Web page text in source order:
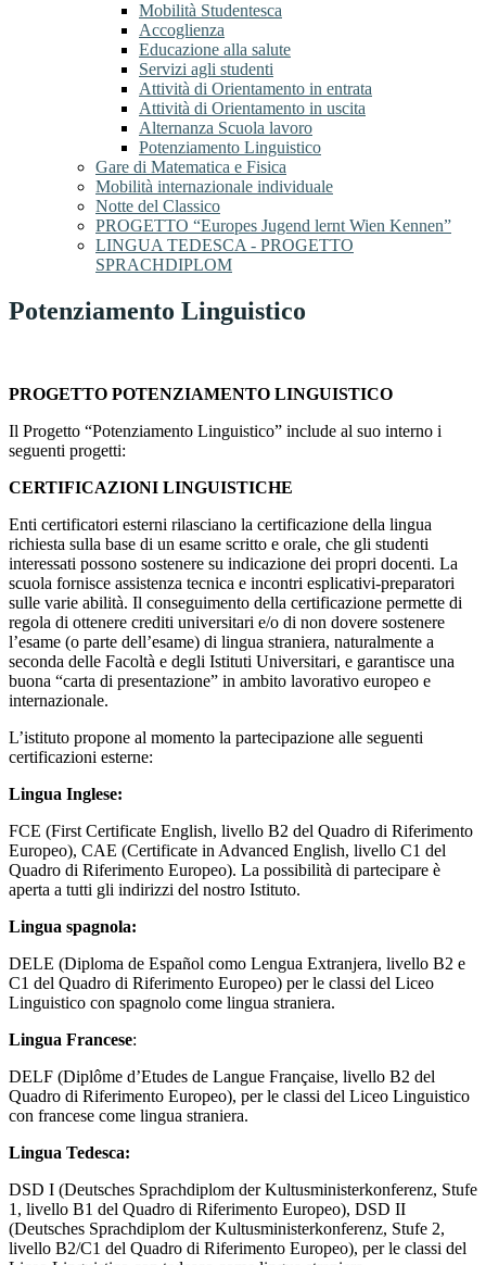
Mobilità Studentesca
Accoglienza
Educazione alla salute
Servizi agli studenti
Attività di Orientamento in entrata
Attività di Orientamento in uscita
Alternanza Scuola lavoro
Potenziamento Linguistico
Gare di Matematica e Fisica
Mobilità internazionale individuale
Notte del Classico
PROGETTO “Europes Jugend lernt Wien Kennen”
LINGUA TEDESCA - PROGETTO
SPRACHDIPLOM
Potenziamento Linguistico
PROGETTO POTENZIAMENTO LINGUISTICO
Il Progetto “Potenziamento Linguistico” include al suo interno i
seguenti progetti:
CERTIFICAZIONI LINGUISTICHE
Enti certificatori esterni rilasciano la certificazione della lingua
richiesta sulla base di un esame scritto e orale, che gli studenti
interessati possono sostenere su indicazione dei propri docenti. La
scuola fornisce assistenza tecnica e incontri esplicativi-preparatori
sulle varie abilità. Il conseguimento della certificazione permette di
regola di ottenere crediti universitari e/o di non dovere sostenere
l’esame (o parte dell’esame) di lingua straniera, naturalmente a
seconda delle Facoltà e degli Istituti Universitari, e garantisce una
buona “carta di presentazione” in ambito lavorativo europeo e
internazionale.
L’istituto propone al momento la partecipazione alle seguenti
certificazioni esterne:
Lingua Inglese:
FCE (First Certificate English, livello B2 del Quadro di Riferimento
Europeo), CAE (Certificate in Advanced English, livello C1 del
Quadro di Riferimento Europeo). La possibilità di partecipare è
aperta a tutti gli indirizzi del nostro Istituto.
Lingua spagnola:
DELE (Diploma de Español como Lengua Extranjera, livello B2 e
C1 del Quadro di Riferimento Europeo) per le classi del Liceo
Linguistico con spagnolo come lingua straniera.
Lingua Francese:
DELF (Diplôme d’Etudes de Langue Française, livello B2 del
Quadro di Riferimento Europeo), per le classi del Liceo Linguistico
con francese come lingua straniera.
Lingua Tedesca:
DSD I (Deutsches Sprachdiplom der Kultusministerkonferenz, Stufe
1, livello B1 del Quadro di Riferimento Europeo), DSD II
(Deutsches Sprachdiplom der Kultusministerkonferenz, Stufe 2,
livello B2/C1 del Quadro di Riferimento Europeo), per le classi del